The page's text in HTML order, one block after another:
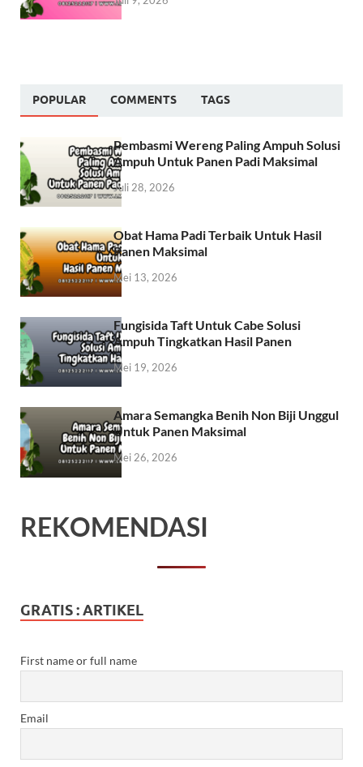
POPULAR COMMENTS TAGS
Pembasmi Wereng Paling Ampuh Solusi
Ampuh Untuk Panen Padi Maksimal
Juli 28, 2026
Obat Hama Padi Terbaik Untuk Hasil
Panen Maksimal
Mei 13, 2026
Fungisida Taft Untuk Cabe Solusi
Ampuh Tingkatkan Hasil Panen
Mei 19, 2026
Amara Semangka Benih Non Biji Unggul
Untuk Panen Maksimal
Mei 26, 2026
REKOMENDASI
GRATIS : ARTIKEL
First name or full name
Email